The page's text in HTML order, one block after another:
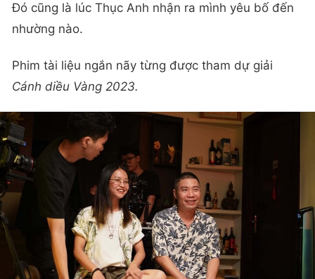
Đó cũng là lúc Thục Anh nhận ra mình yêu bố đến
nhường nào.
Phim tài liệu ngắn nãy từng được tham dự giải
Cánh diều Vàng 2023.